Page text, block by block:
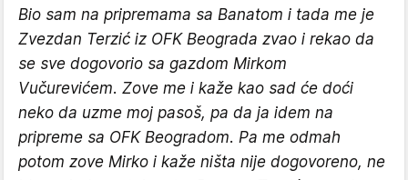
Bio sam na pripremama sa Banatom i tada me je
Zvezdan Terzić iz OFK Beograda zvao i rekao da
se sve dogovorio sa gazdom Mirkom
Vučurevićem. Zove me i kaže kao sad će doći
neko da uzme moj pasoš, pa da ja idem na
pripreme sa OFK Beogradom. Pa me odmah
potom zove Mirko i kaže ništa nije dogovoreno, ne